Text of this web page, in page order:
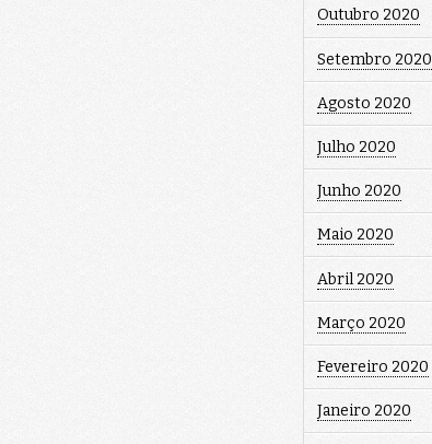
Outubro 2020
Setembro 2020
Agosto 2020
Julho 2020
Junho 2020
Maio 2020
Abril 2020
Março 2020
Fevereiro 2020
Janeiro 2020